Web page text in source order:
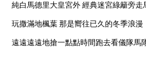
純白馬德里大皇宮外 經典迷宮綠籬旁走
玩撒滿地楓葉 那是嚮往已久的冬季浪漫
遠遠遠遠地搶一點點時間跑去看儀隊馬